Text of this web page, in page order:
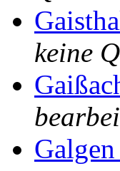
keine
Galgen